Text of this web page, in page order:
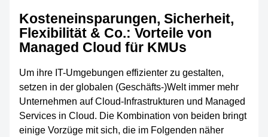
Kosteneinsparungen, Sicherheit,
Flexibilität & Co.: Vorteile von
Managed Cloud für KMUs
Um ihre IT-Umgebungen effizienter zu gestalten,
setzen in der globalen (Geschäfts-)Welt immer mehr
Unternehmen auf Cloud-Infrastrukturen und Managed
Services in Cloud. Die Kombination von beiden bringt
einige Vorzüge mit sich, die im Folgenden näher